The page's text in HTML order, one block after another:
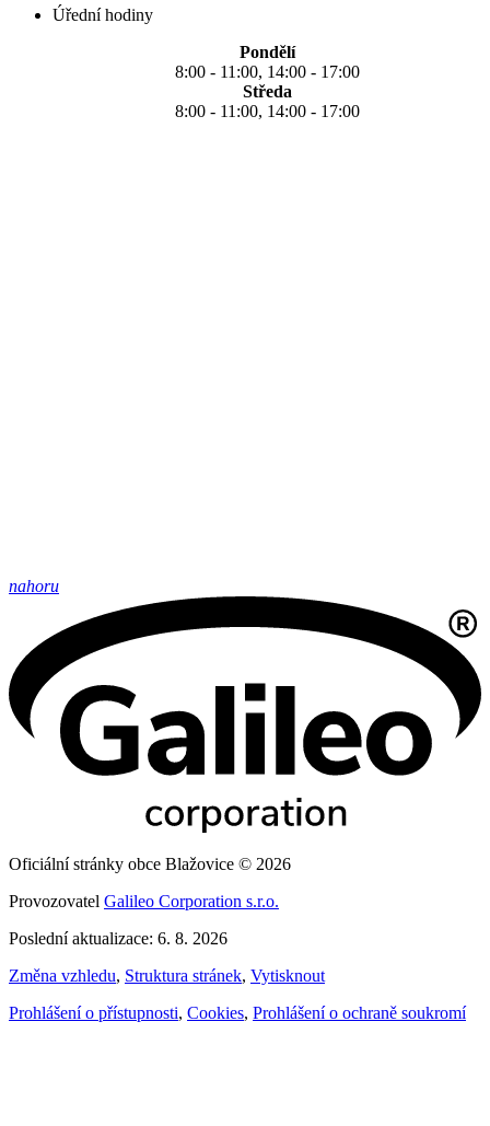
Úřední hodiny
Pondělí
8:00 - 11:00, 14:00 - 17:00
Středa
8:00 - 11:00, 14:00 - 17:00
nahoru
Oficiální stránky obce Blažovice © 2026
Provozovatel Galileo Corporation s.r.o.
Poslední aktualizace: 6. 8. 2026
Změna vzhledu, Struktura stránek, Vytisknout
Prohlášení o přístupnosti, Cookies, Prohlášení o ochraně soukromí